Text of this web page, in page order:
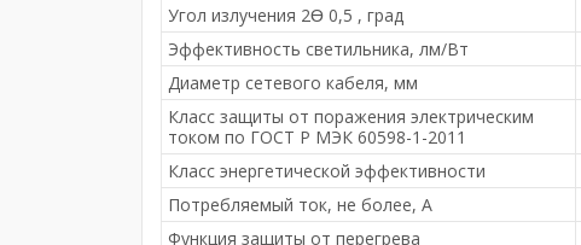
Угол излучения 2Ɵ 0,5 , град
Эффективность светильника, лм/Вт
Диаметр сетевого кабеля, мм
Класс защиты от поражения электрическим
током по ГОСТ Р МЭК 60598-1-2011
Класс энергетической эффективности
Потребляемый ток, не более, A
Функция защиты от перегрева